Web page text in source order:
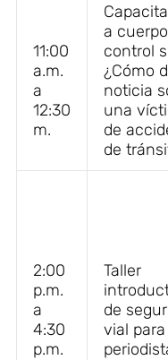
11:00
a.m.
a
12:30
m.
a
control
¿Cómo
noticia
una
de
de
2:00
p.m.
a
4:30
p.m.
Taller
de
vial para